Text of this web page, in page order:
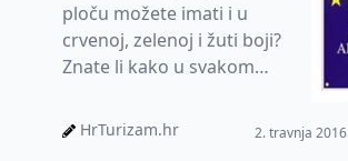
ploču možete imati i u
crvenoj, zelenoj i žuti boji?
Znate li kako u svakom
morate imati pet
HrTurizam.hr 2. travnja